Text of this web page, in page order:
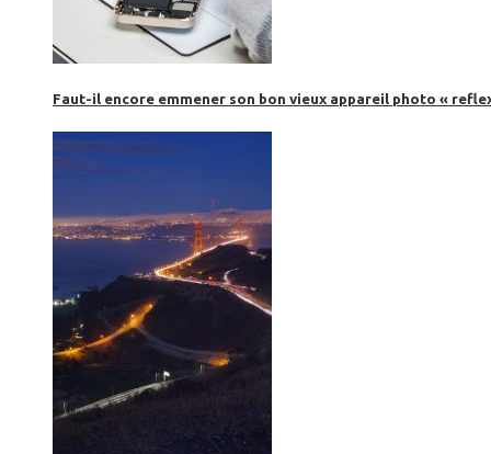
Faut-il encore emmener son bon vieux appareil photo «